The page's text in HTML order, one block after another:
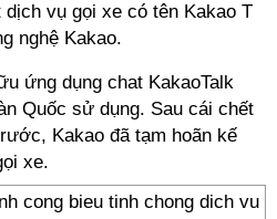
vụ gọi xe có tên Kakao T
nghệ Kakao.
ứng dụng chat KakaoTalk
Quốc sử dụng. Sau cái chết
Kakao đã tạm hoãn kế
xe.